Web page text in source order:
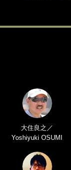
大住良之／
Yoshiyuki OSUMI